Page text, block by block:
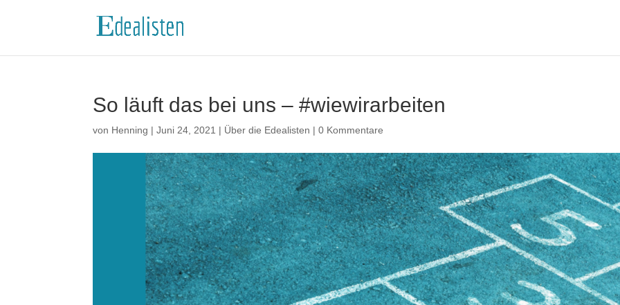
So läuft das bei uns – #wiewirarbeiten
von Henning |Juni 24, 2021 | Über die Edealisten |0 Kommentare